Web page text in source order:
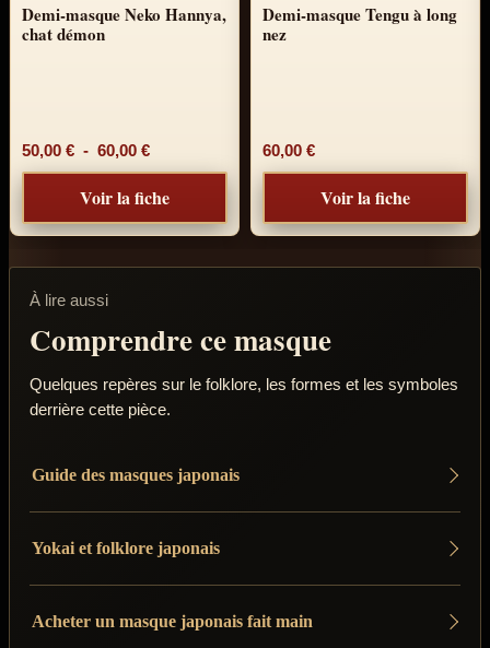
Demi-masque Neko Hannya,
chat démon
50,00 € - 60,00 €Plage de prix : 50,00 € à 60,00 €
Voir la fiche
Demi-masque Tengu à long
nez
60,00 €
Voir la fiche
À lire aussi
Comprendre ce masque
Quelques repères sur le folklore, les formes et les symboles
derrière cette pièce.
Guide des masques japonais
Yokai et folklore japonais
Acheter un masque japonais fait main